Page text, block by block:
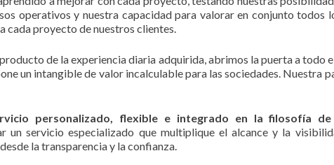
operativos y nuestra capacidad para valorar en conjunto todos
cada proyecto de nuestros clientes.
de la experiencia diaria adquirida, abrimos la puerta a todo
un intangible de valor incalculable para las sociedades. Nuestra
personalizado, flexible e integrado en la filosofía de
un servicio especializado que multiplique el alcance y la
la transparencia y la confianza.